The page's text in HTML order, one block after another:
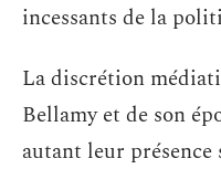
incessants de la
La discrétion
Bellamy et de son
autant leur présence